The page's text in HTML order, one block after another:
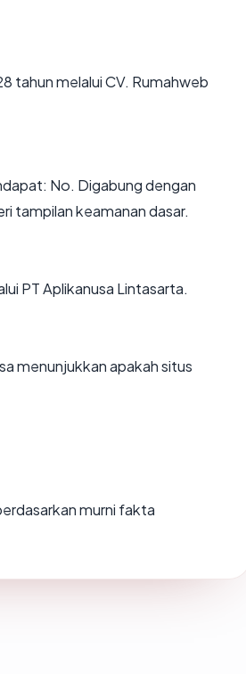
tahun melalui CV. Rumahweb
No. Digabung dengan
tampilan keamanan dasar.
PT Aplikanusa Lintasarta.
menunjukkan apakah situs
murni fakta